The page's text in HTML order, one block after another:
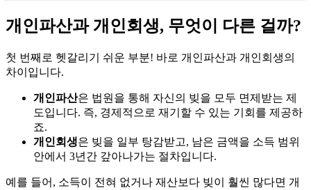
개인파산과 개인회생, 무엇이 다른 걸까?
첫 번째로 헷갈리기 쉬운 부분! 바로 개인파산과 개인회생의
차이입니다.
개인파산은 법원을 통해 자신의 빚을 모두 면제받는 제
도입니다. 즉, 경제적으로 재기할 수 있는 기회를 제공하
죠.
개인회생은 빚을 일부 탕감받고, 남은 금액을 소득 범위
안에서 3년간 갚아나가는 절차입니다.
예를 들어, 소득이 전혀 없거나 재산보다 빚이 훨씬 많다면 개